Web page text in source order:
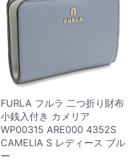
FURLA フルラ 二つ折り財布
小銭入付き カメリア
WP00315 ARE000 4352S
CAMELIA S レディース ブル
ー